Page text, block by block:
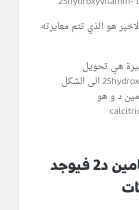
هو الذي تتم معايرته
هي تحويل
25hydroxyvitamin- D3 الى الشكل
د و هو
اما الفيتامين د2 فيوجد